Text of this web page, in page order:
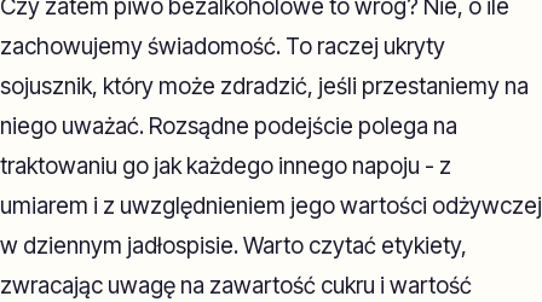
Czy zatem piwo bezalkoholowe to wróg? Nie, o ile
zachowujemy świadomość. To raczej ukryty
sojusznik, który może zdradzić, jeśli przestaniemy na
niego uważać. Rozsądne podejście polega na
traktowaniu go jak każdego innego napoju - z
umiarem i z uwzględnieniem jego wartości odżywczej
w dziennym jadłospisie. Warto czytać etykiety,
zwracając uwagę na zawartość cukru i wartość